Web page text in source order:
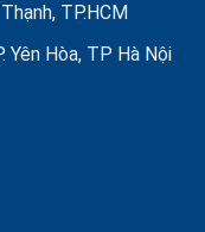
TP.HCM
Yên Hòa, TP Hà Nội